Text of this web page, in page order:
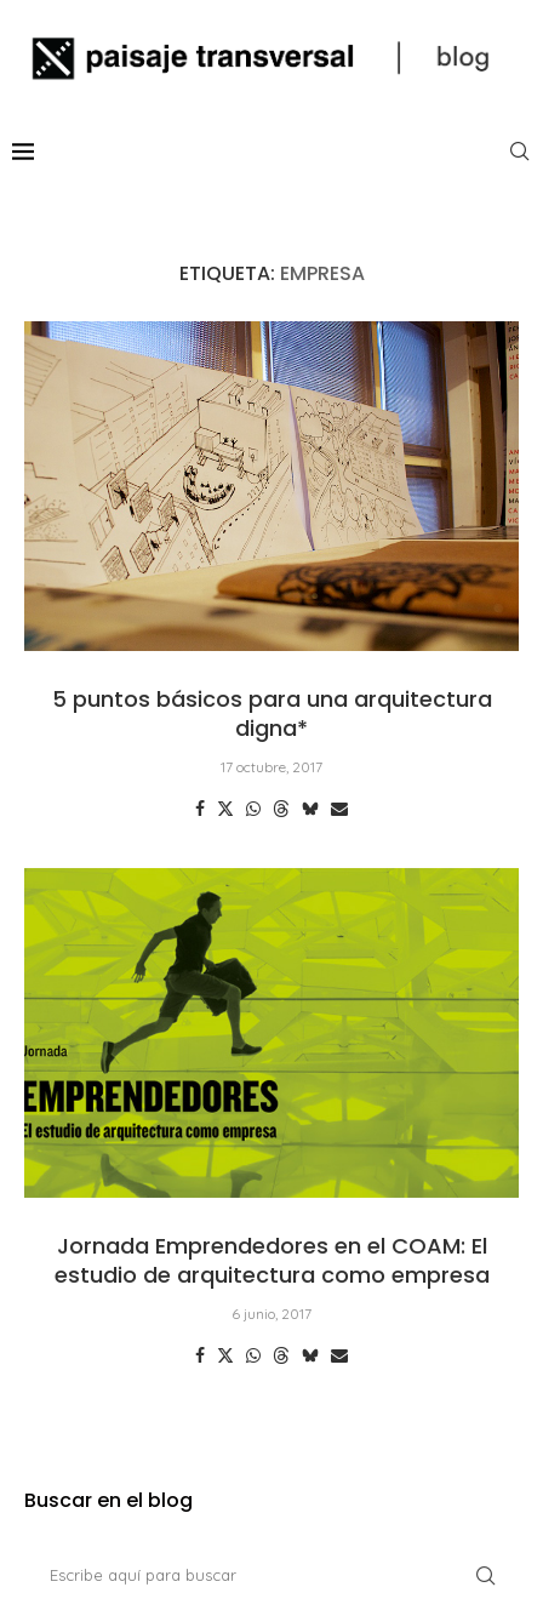
ETIQUETA: EMPRESA
5 puntos básicos para una arquitectura
digna*
17 octubre, 2017
Jornada Emprendedores en el COAM: El
estudio de arquitectura como empresa
6 junio, 2017
Buscar en el blog